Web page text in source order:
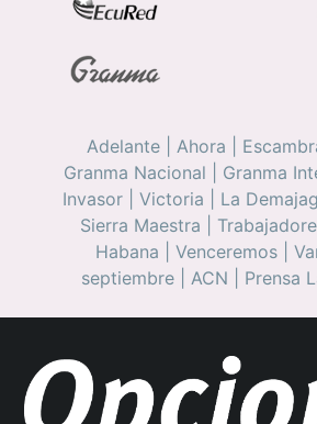
Adelante Ahora
Granma Nacional
Granma
Invasor
Victoria La
Sierra Maestra
Habana
Venceremos|
septiembre| ACN Prensa